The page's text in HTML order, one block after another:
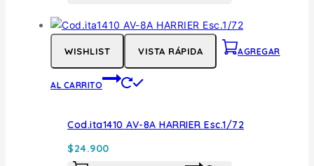
WISHLIST VISTA RÁPIDA AGREGAR
AL CARRITO
Cod.ita1410 AV-8A HARRIER Esc.1/72
$24.900